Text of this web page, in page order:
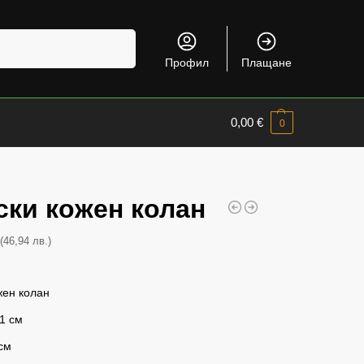
Профил Плащане
0,00 € 0
кожен колан
(46,94 лв.)
колан
см